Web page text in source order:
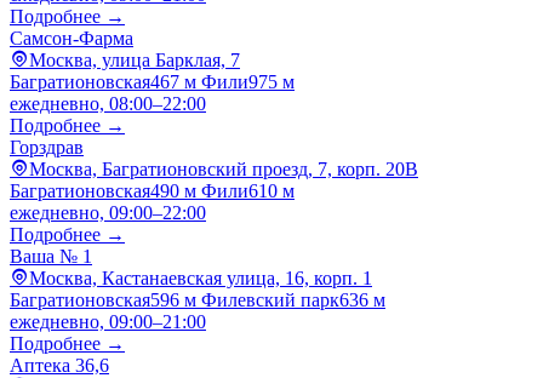
Подробнее →
Самсон-Фарма
Москва, улица Барклая, 7
Багратионовская467 м Фили975 м
ежедневно, 08:00–22:00
Подробнее →
Горздрав
Москва, Багратионовский проезд, 7, корп. 20В
Багратионовская490 м Фили610 м
ежедневно, 09:00–22:00
Подробнее →
Ваша № 1
Москва, Кастанаевская улица, 16, корп. 1
Багратионовская596 м Филевский парк636 м
ежедневно, 09:00–21:00
Подробнее →
Аптека 36,6